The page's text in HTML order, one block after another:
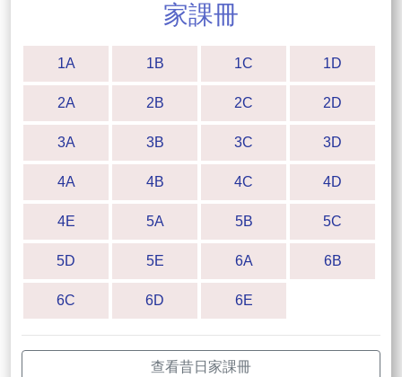
家課冊
1A 1B 1C 1D
2A 2B 2C 2D
3A 3B 3C 3D
4A 4B 4C 4D
4E 5A 5B 5C
5D 5E 6A 6B
6C 6D 6E
查看昔日家課冊